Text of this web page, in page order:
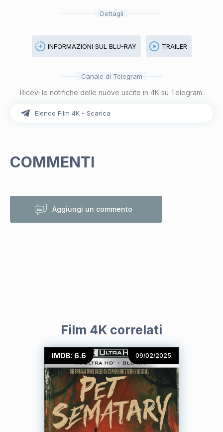
Dettagli
INFORMAZIONI SUL BLU-RAY TRAILER
Canale di Telegram
Ricevi le notifiche delle nuove uscite in 4K su Telegram:
Elenco Film 4K - Scarica
COMMENTI
Aggiungi un commento
Film 4K correlati
IMDB: 6.6 09/02/2025